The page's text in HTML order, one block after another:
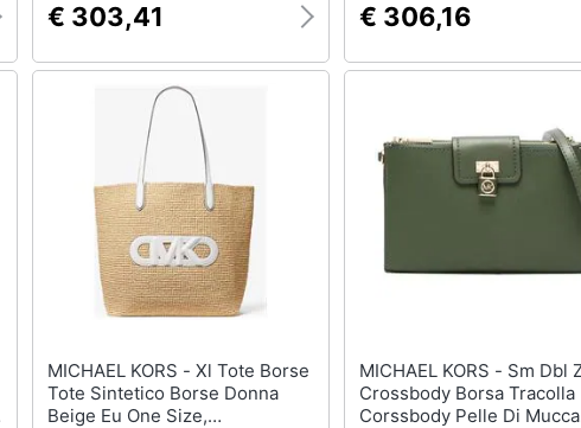
€ 303,41 € 306,16
MICHAEL KORS - Xl Tote Borse
Tote Sintetico Borse Donna
Beige Eu One Size,
MICHAEL KORS - Sm Dbl Zip
Crossbody Borsa Tracolla
Corssbody Pelle Di Mucca